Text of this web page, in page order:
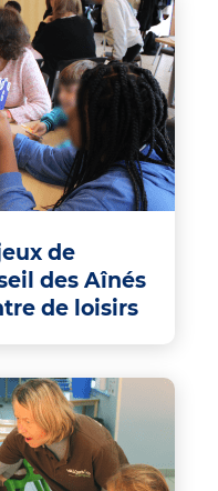
de
des Aînés
de loisirs